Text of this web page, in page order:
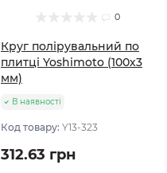
0
Круг полірувальний по
плитці Yoshimoto (100х3
мм)
В наявності
Код товару: Y13-323
312.63 грн